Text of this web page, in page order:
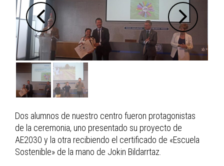
Dos alumnos de nuestro centro fueron protagonistas
de la ceremonia, uno presentado su proyecto de
AE2030 y la otra recibiendo el certificado de «Escuela
Sostenible» de la mano de Jokin Bildarrtaz.